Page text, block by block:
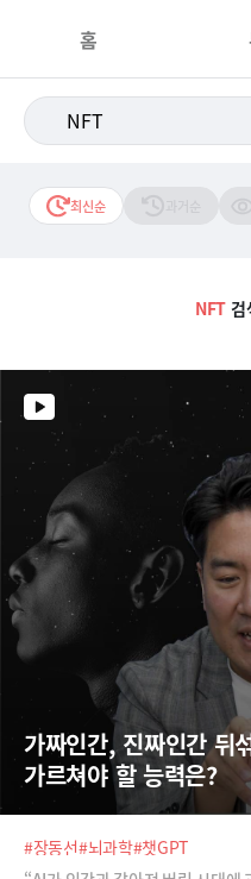
홈
최신순
NFT 검
가짜인간, 진짜인간 뒤
가르쳐야 할 능력은?
#장동선#뇌과학#챗GPT